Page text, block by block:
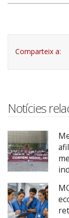
Notícies